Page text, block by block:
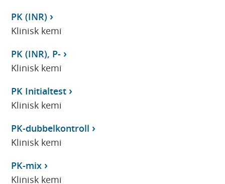
PK (INR)
Klinisk kemi
PK (INR), P-
Klinisk kemi
PK Initialtest
Klinisk kemi
PK-dubbelkontroll
Klinisk kemi
PK-mix
Klinisk kemi